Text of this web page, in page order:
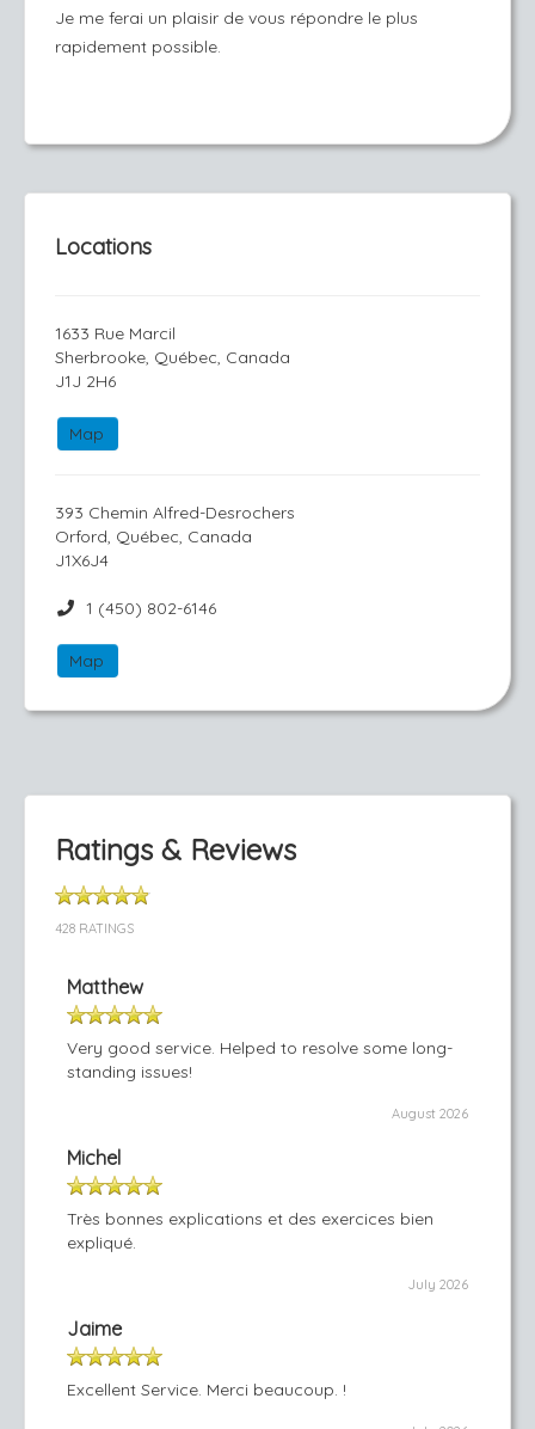
Je me ferai un plaisir de vous répondre le plus
rapidement possible.
Locations
1633 Rue Marcil
Sherbrooke, Québec, Canada
J1J 2H6
Map
393 Chemin Alfred-Desrochers
Orford, Québec, Canada
J1X6J4
1 (450) 802-6146
Map
Ratings & Reviews
428 RATINGS
Matthew
Very good service. Helped to resolve some long-
standing issues!
August 2026
Michel
Très bonnes explications et des exercices bien
expliqué.
July 2026
Jaime
Excellent Service. Merci beaucoup. !